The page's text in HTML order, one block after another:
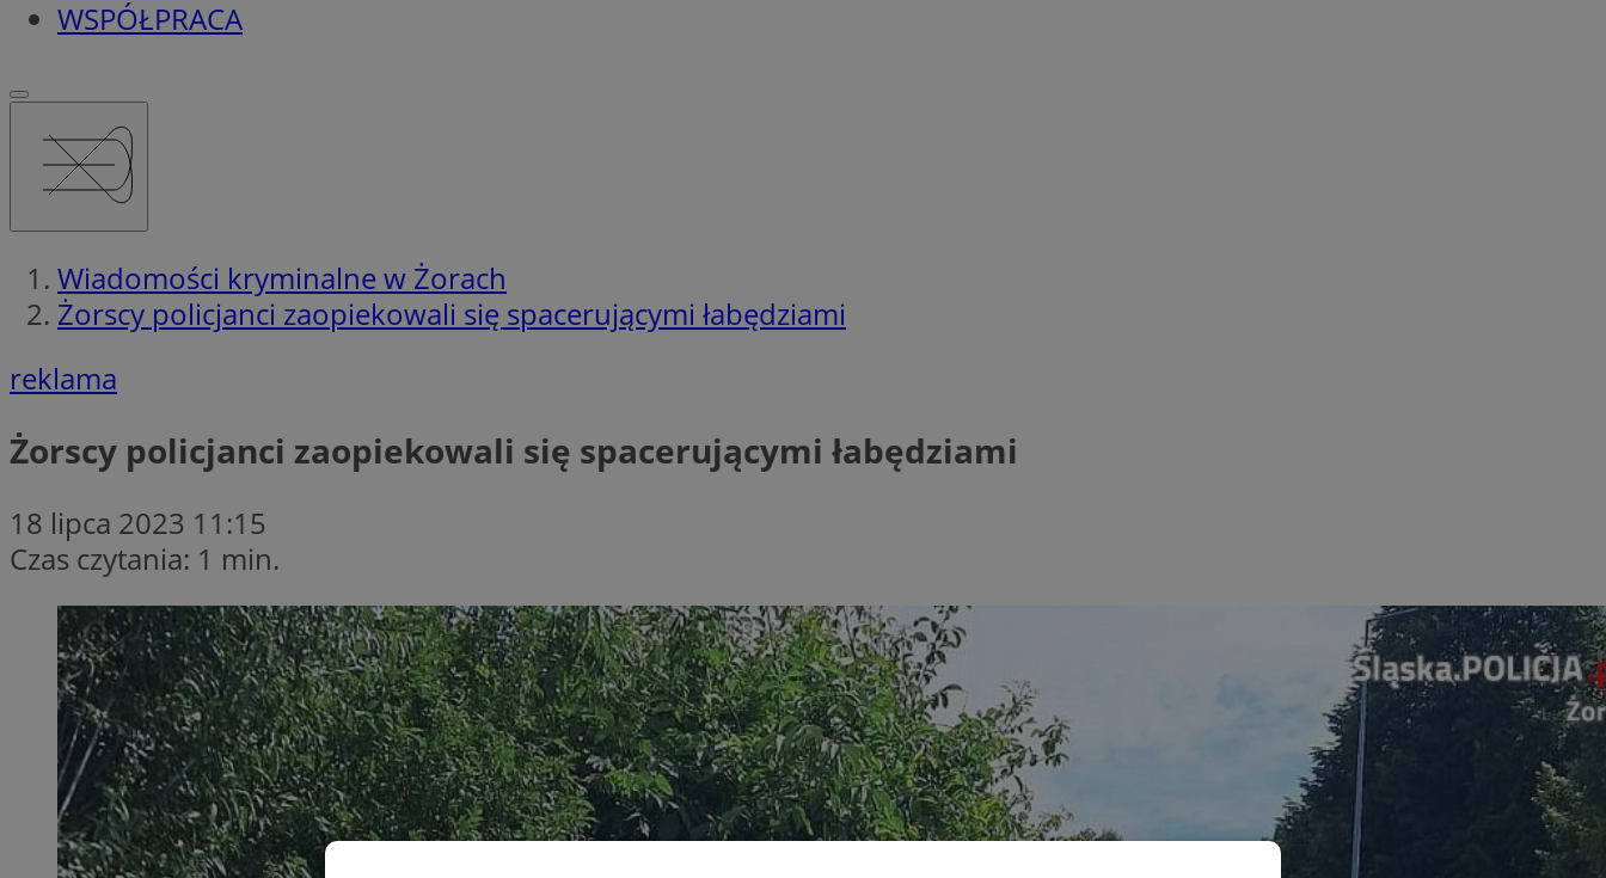
WSPÓŁPRACA
Wiadomości kryminalne w Żorach
Żorscy policjanci zaopiekowali się spacerującymi łabędziami
reklama
Żorscy policjanci zaopiekowali się spacerującymi łabędziami
18 lipca 2023 11:15
Czas czytania: 1 min.